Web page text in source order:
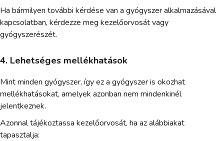
Ha bármilyen további kérdése van a gyógyszer alkalmazásával
kapcsolatban, kérdezze meg kezelőorvosát vagy
gyógyszerészét.
4. Lehetséges mellékhatások
Mint minden gyógyszer, így ez a gyógyszer is okozhat
mellékhatásokat, amelyek azonban nem mindenkinél
jelentkeznek.
Azonnal tájékoztassa kezelőorvosát, ha az alábbiakat
tapasztalja: